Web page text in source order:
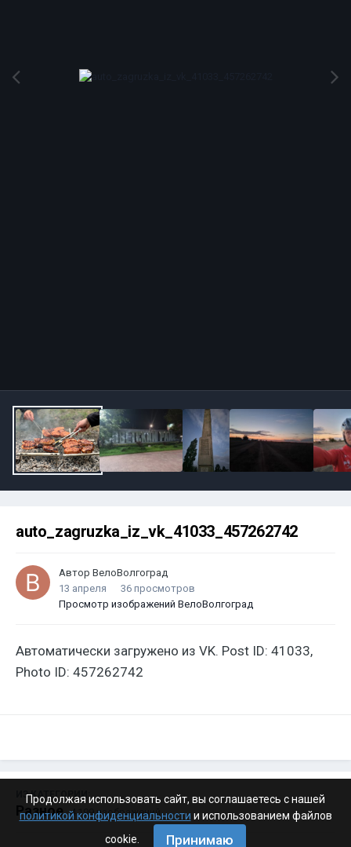
auto_zagruzka_iz_vk_41033_457262742
Автор ВелоВолгоград
13 апреля
36 просмотров
Просмотр изображений ВелоВолгоград
Автоматически загружено из VK. Post ID: 41033,
Photo ID: 457262742
ИЗ КАТЕГОРИИ:
Разное · 4 199 изображений
Продолжая использовать сайт, вы соглашаетесь с нашей
политикой конфиденциальности и использованием файлов
cookie.
Принимаю